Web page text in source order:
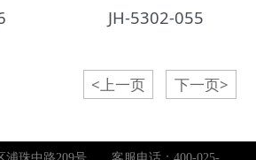
JH-5302-055
<上一页 下一页>